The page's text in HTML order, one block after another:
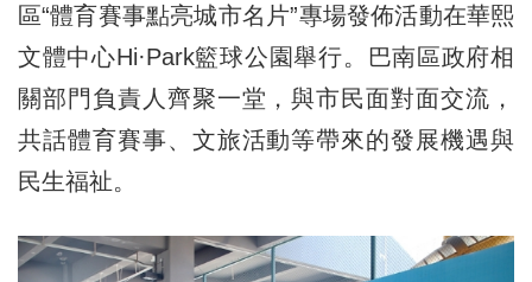
區“體育賽事點亮城市名片”專場發佈活動在華熙
文體中心Hi·Park籃球公園舉行。巴南區政府相
關部門負責人齊聚一堂，與市民面對面交流，
共話體育賽事、文旅活動等帶來的發展機遇與
民生福祉。